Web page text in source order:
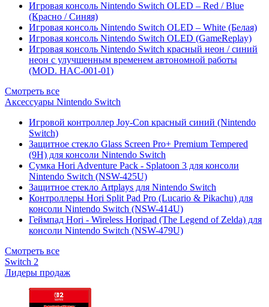
Игровая консоль Nintendo Switch OLED – Red / Blue
(Красно / Синяя)
Игровая консоль Nintendo Switch OLED – White (Белая)
Игровая консоль Nintendo Switch OLED (GameReplay)
Игровая консоль Nintendo Switch красный неон / синий
неон с улучшенным временем автономной работы
(MOD. HAC-001-01)
Смотреть все
Аксессуары Nintendo Switch
Игровой контроллер Joy-Con красный синий (Nintendo
Switch)
Защитное стекло Glass Screen Pro+ Premium Tempered
(9H) для консоли Nintendo Switch
Сумка Hori Adventure Pack - Splatoon 3 для консоли
Nintendo Switch (NSW-425U)
Защитное стекло Artplays для Nintendo Switch
Контроллеры Hori Split Pad Pro (Lucario & Pikachu) для
консоли Nintendo Switch (NSW-414U)
Геймпад Hori - Wireless Horipad (The Legend of Zelda) для
консоли Nintendo Switch (NSW-479U)
Смотреть все
Switch 2
Лидеры продаж